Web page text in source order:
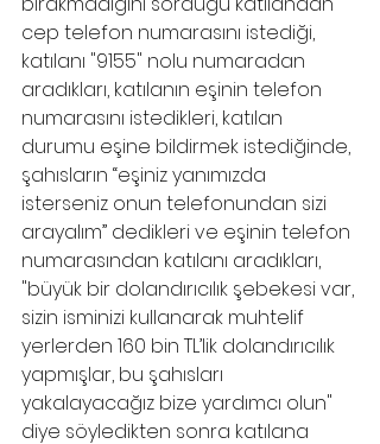
cep telefon numarasını istediği,
katılanı "9155" nolu numaradan
aradıkları, katılanın eşinin telefon
numarasını istedikleri, katılan
durumu eşine bildirmek istediğinde,
şahısların “eşiniz yanımızda
isterseniz onun telefonundan sizi
arayalım” dedikleri ve eşinin telefon
numarasından katılanı aradıkları,
"büyük bir dolandırıcılık şebekesi var,
sizin isminizi kullanarak muhtelif
yerlerden 160 bin TL’lik dolandırıcılık
yapmışlar, bu şahısları
yakalayacağız bize yardımcı olun"
diye söyledikten sonra katılana